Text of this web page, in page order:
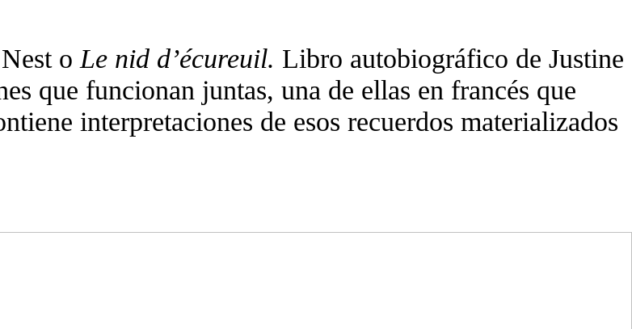
o Le nid d’écureuil. Libro autobiográfico de Justine
que funcionan juntas, una de ellas en francés que
interpretaciones de esos recuerdos materializados